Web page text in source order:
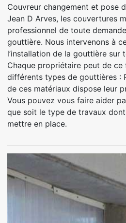
Couvreur changement et pose
Jean D Arves, les couvertures
professionnel de toute
gouttière. Nous intervenons à
l’installation de la gouttière sur
Chaque propriétaire peut de
différents types de gouttières :
de ces matériaux dispose leur
Vous pouvez vous faire aider
que soit le type de travaux
mettre en place.